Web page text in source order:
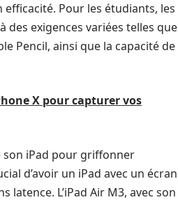
Pour les étudiants, les
des exigences variées telles que
Pencil, ainsi que la capacité de
X pour capturer vos
son iPad pour griffonner
d’avoir un iPad avec un écran
L’iPad Air M3, avec son